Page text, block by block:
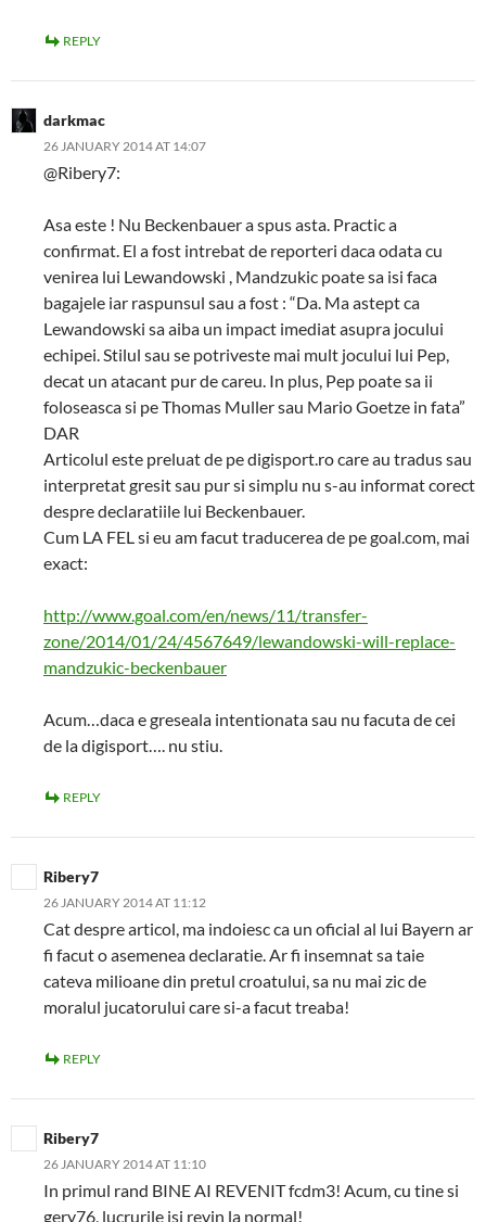
REPLY
darkmac
26 JANUARY 2014 AT 14:07
@Ribery7:
Asa este ! Nu Beckenbauer a spus asta. Practic a
confirmat. El a fost intrebat de reporteri daca odata cu
venirea lui Lewandowski , Mandzukic poate sa isi faca
bagajele iar raspunsul sau a fost : “Da. Ma astept ca
Lewandowski sa aiba un impact imediat asupra jocului
echipei. Stilul sau se potriveste mai mult jocului lui Pep,
decat un atacant pur de careu. In plus, Pep poate sa ii
foloseasca si pe Thomas Muller sau Mario Goetze in fata”
DAR
Articolul este preluat de pe digisport.ro care au tradus sau
interpretat gresit sau pur si simplu nu s-au informat corect
despre declaratiile lui Beckenbauer.
Cum LA FEL si eu am facut traducerea de pe goal.com, mai
exact:
http://www.goal.com/en/news/11/transfer-
zone/2014/01/24/4567649/lewandowski-will-replace-
mandzukic-beckenbauer
Acum…daca e greseala intentionata sau nu facuta de cei
de la digisport…. nu stiu.
REPLY
Ribery7
26 JANUARY 2014 AT 11:12
Cat despre articol, ma indoiesc ca un oficial al lui Bayern ar
fi facut o asemenea declaratie. Ar fi insemnat sa taie
cateva milioane din pretul croatului, sa nu mai zic de
moralul jucatorului care si-a facut treaba!
REPLY
Ribery7
26 JANUARY 2014 AT 11:10
In primul rand BINE AI REVENIT fcdm3! Acum, cu tine si
gery76, lucrurile isi revin la normal!